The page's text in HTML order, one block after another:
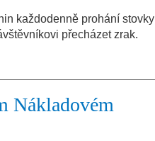
každodenně prohání stovky
přecházet zrak.
Nákladovém